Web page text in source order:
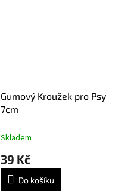
Gumový Kroužek pro Psy
7cm
Skladem
39 Kč
Do košíku